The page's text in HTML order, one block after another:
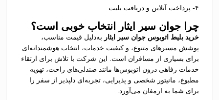
۴- پرداخت آنلاین و دریافت بلیت
چرا جوان سیر ایثار انتخاب خوبی است؟
خرید بلیط اتوبوس جوان سیر ایثار به‌دلیل قیمت مناسب،
پوشش مسیرهای متنوع، و کیفیت خدمات، انتخاب هوشمندانه‌ای
برای بسیاری از مسافران است. این شرکت با تلاش برای ارتقاء
خدمات رفاهی درون اتوبوس‌ها مانند صندلی‌های راحت، تهویه
مطبوع، مانیتور شخصی و پذیرایی، تجربه‌ای دلپذیر از سفر را
برای شما به ارمغان می‌آورد.